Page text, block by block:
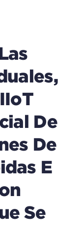
De
De
E
Se